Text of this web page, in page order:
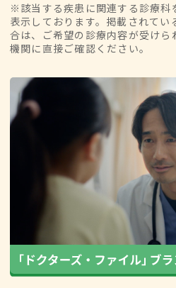
※該当する疾患に関連する診療科
表示しております。掲載されてい
合は、ご希望の診療内容が受け
機関に直接ご確認ください。